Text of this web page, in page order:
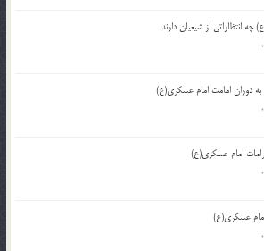
انتظاراتی از شیعیان دارند
به دوران امامت امام عسکری(ع)
امام عسکری(ع)
عسکری(ع)